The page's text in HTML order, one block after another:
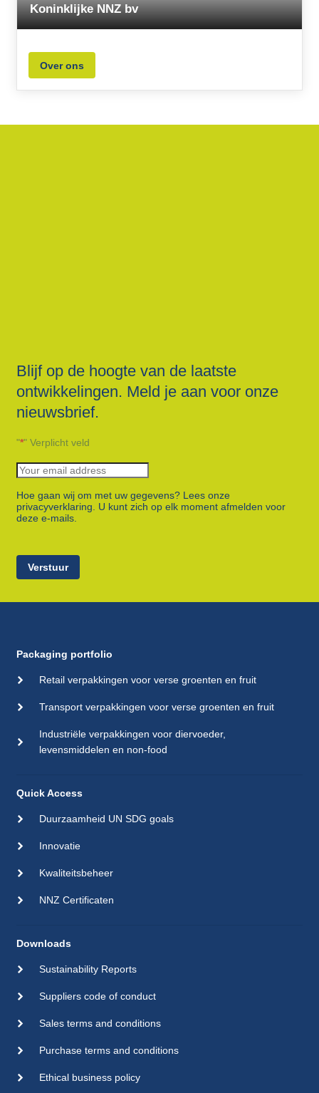
Koninklijke NNZ bv
Over ons
Blijf op de hoogte van de laatste
ontwikkelingen. Meld je aan voor onze
nieuwsbrief.
"*" Verplicht veld
Hoe gaan wij om met uw gegevens? Lees onze
privacyverklaring. U kunt zich op elk moment afmelden voor
deze e-mails.
Verstuur
Packaging portfolio
Retail verpakkingen voor verse groenten en fruit
Transport verpakkingen voor verse groenten en fruit
Industriële verpakkingen voor diervoeder,
levensmiddelen en non-food
Quick Access
Duurzaamheid UN SDG goals
Innovatie
Kwaliteitsbeheer
NNZ Certificaten
Downloads
Sustainability Reports
Suppliers code of conduct
Sales terms and conditions
Purchase terms and conditions
Ethical business policy